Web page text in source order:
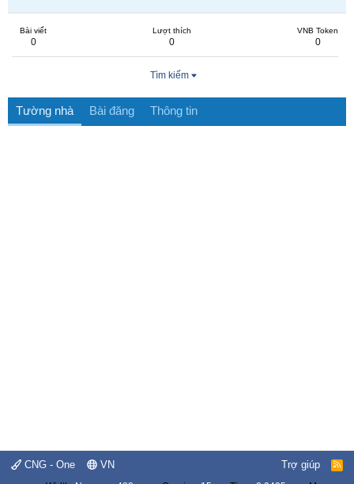
Bài viết
0
Lượt thích
0
VNB Token
0
Tìm kiếm
Tường nhà Bài đăng Thông tin
CNG - One VN Trợ giúp
R